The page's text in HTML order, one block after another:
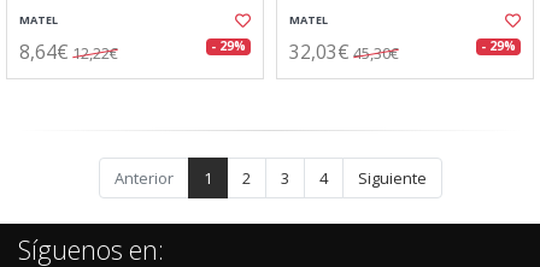
MATEL
8,64€ 12,22€ - 29%
MATEL
32,03€ 45,30€ - 29%
Anterior 1 2 3 4 Siguiente
Síguenos en: